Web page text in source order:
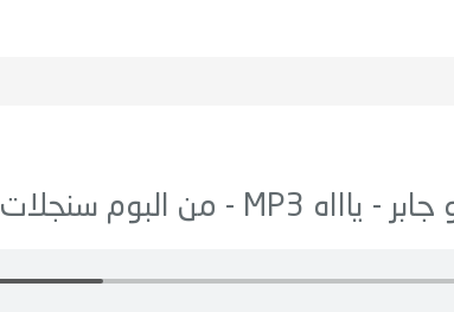
جابر - ياااه سنجلات